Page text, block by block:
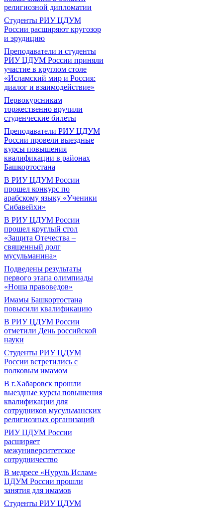
религиозной дипломатии
Студенты РИУ ЦДУМ
России расширяют кругозор
и эрудицию
Преподаватели и студенты
РИУ ЦДУМ России приняли
участие в круглом столе
«Исламский мир и Россия:
диалог и взаимодействие»
Первокурсникам
торжественно вручили
студенческие билеты
Преподаватели РИУ ЦДУМ
России провели выездные
курсы повышения
квалификации в районах
Башкортостана
В РИУ ЦДУМ России
прошел конкурс по
арабскому языку «Ученики
Сибавейхи»
В РИУ ЦДУМ России
прошел круглый стол
«Защита Отечества –
священный долг
мусульманина»
Подведены результаты
первого этапа олимпиады
«Ноша правоведов»
Имамы Башкортостана
повысили квалификацию
В РИУ ЦДУМ России
отметили День российской
науки
Студенты РИУ ЦДУМ
России встретились с
полковым имамом
В г.Хабаровск прошли
выездные курсы повышения
квалификации для
сотрудников мусульманских
религиозных организаций
РИУ ЦДУМ России
расширяет
межуниверситетское
сотрудничество
В медресе «Нуруль Ислам»
ЦДУМ России прошли
занятия для имамов
Студенты РИУ ЦДУМ